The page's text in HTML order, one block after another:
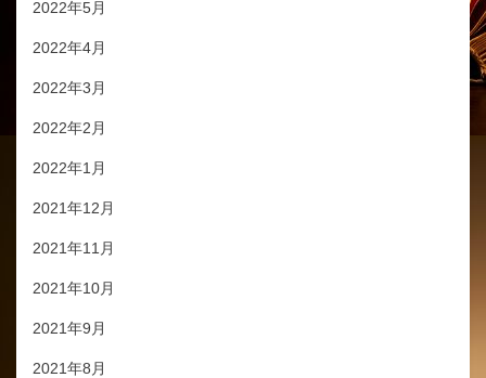
2022年5月
2022年4月
2022年3月
2022年2月
2022年1月
2021年12月
2021年11月
2021年10月
2021年9月
2021年8月